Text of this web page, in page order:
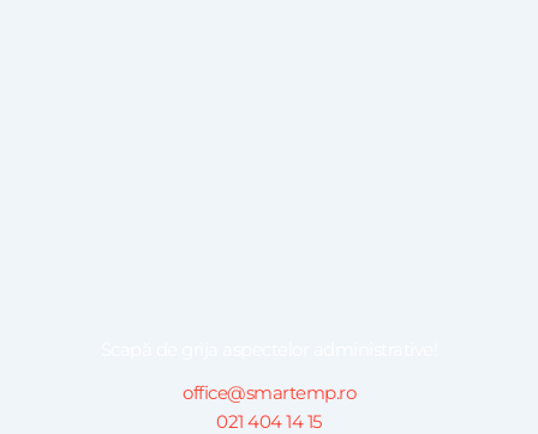
office@smartemp.ro
021 404 14 15